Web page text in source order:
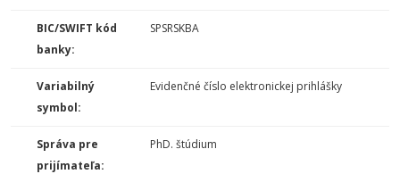
BIC/SWIFT kód
banky:
SPSRSKBA
Variabilný
symbol:
Evidenčné číslo elektronickej prihlášky
Správa pre
prijímateľa:
PhD. štúdium